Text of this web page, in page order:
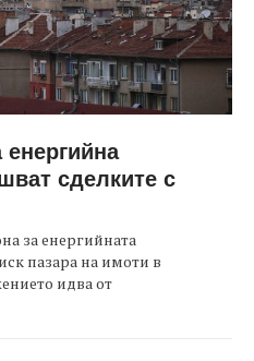
сделките с
за енергийната
пазара на имоти в
идва от